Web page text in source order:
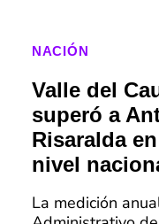
NACIÓN
Valle del
superó a
Risaralda
nivel
La medición